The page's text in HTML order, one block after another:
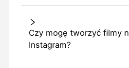
Czy mogę tworzyć filmy
Instagram?